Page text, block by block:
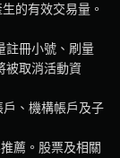
的有效交易量。
註冊小號、刷量
被取消活動資
戶、機構帳戶及子
薦。股票及相關